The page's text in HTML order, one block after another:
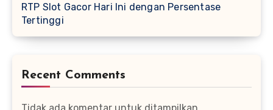
RTP Slot Gacor Hari Ini dengan Persentase
Tertinggi
Recent Comments
Tidak ada komentar untuk ditampilkan.